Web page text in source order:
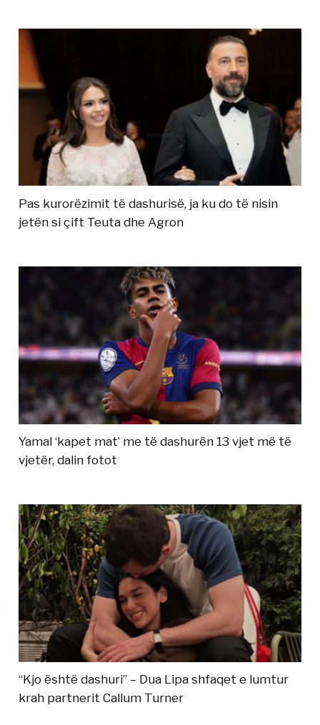
Pas kurorëzimit të dashurisë, ja ku do të nisin
jetën si çift Teuta dhe Agron
Yamal ‘kapet mat’ me të dashurën 13 vjet më të
vjetër, dalin fotot
“Kjo është dashuri” – Dua Lipa shfaqet e lumtur
krah partnerit Callum Turner